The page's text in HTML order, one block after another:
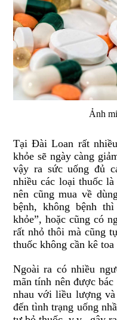
Ảnh
Tại Đài Loan rất
khỏe sẽ ngày càng
vậy ra sức uống đủ
nhiều các loại thuốc
nên cũng mua về
bệnh, không bệnh
khỏe”, hoặc cũng có
rất nhỏ thôi mà cũng
thuốc không cần kê
Ngoài ra có nhiều
mãn tính nên được
nhau với liều lượng
đến tình trạng uống